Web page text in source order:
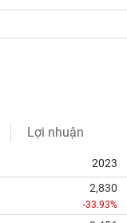
Lợi nhuận
2023
2,830
-33.93%